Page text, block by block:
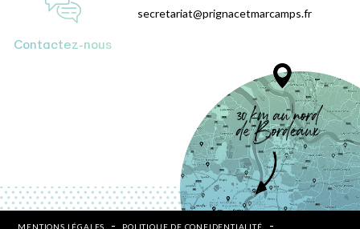
Contactez-nous
secretariat@prignacetmarcamps.fr
MENTIONS LÉGALES POLITIQUE DE CONFIDENTIALITÉ